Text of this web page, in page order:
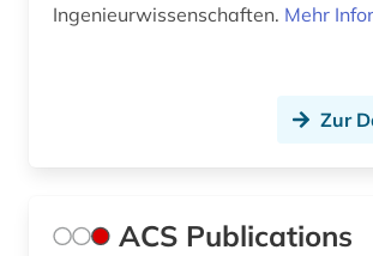
energiemarkt (3)
Ingenieurwissenschaften. Mehr
Zur
ACS Publications